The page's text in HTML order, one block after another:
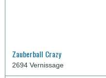
Zauberball Crazy
2694 Vernissage